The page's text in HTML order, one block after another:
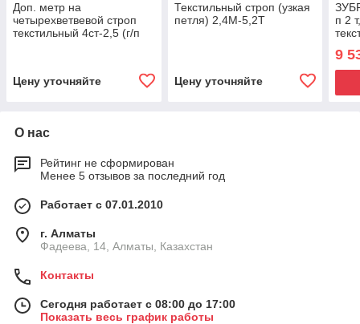
Доп. метр на
четырехветвевой строп
текстильный 4ст-2,5 (г/п
Цену уточняйте
Текстильный строп (узкая
петля) 2,4М-5,2Т
Цену уточняйте
п 2
9
О нас
Рейтинг не сформирован
Менее 5 отзывов за последний год
Работает с 07.01.2010
г. Алматы
Фадеева, 14, Алматы, Казахстан
Контакты
Сегодня работает с 08:00 до 17:00
Показать весь график работы